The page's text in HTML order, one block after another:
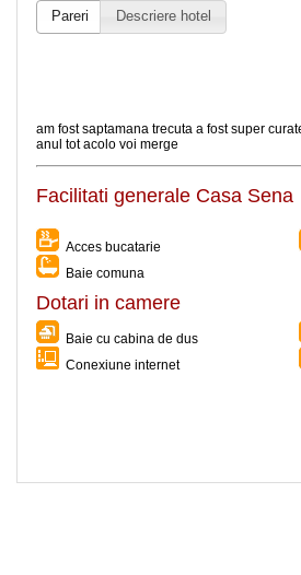
Pareri Descriere hotel
am fost saptamana trecuta a fost super
anul tot acolo voi merge
Facilitati generale Casa Sena
Acces bucatarie
Baie comuna
Dotari in camere
Baie cu cabina de dus
Conexiune internet